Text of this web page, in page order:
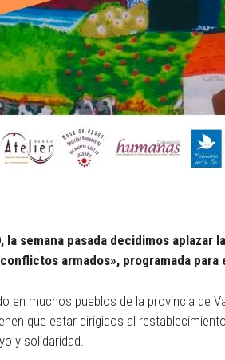
la semana pasada decidimos
armados», programada para
en muchos pueblos de la provincia de
que estar dirigidos al
y solidaridad.